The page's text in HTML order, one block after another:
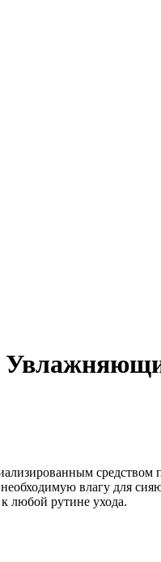
средством
влагу для
любой рутине ухода.